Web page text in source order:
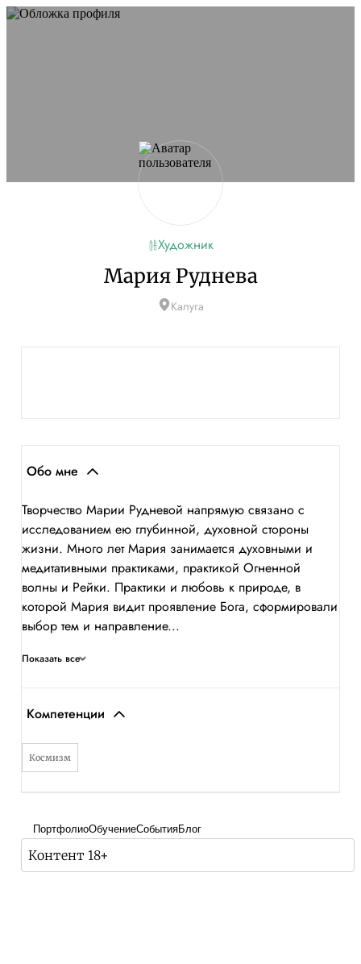
Художник
Мария Руднева
Калуга
Обо мне
Творчество Марии Рудневой напрямую связано с
исследованием ею глубинной, духовной стороны
жизни. Много лет Мария занимается духовными и
медитативными практиками, практикой Огненной
волны и Рейки. Практики и любовь к природе, в
которой Мария видит проявление Бога, сформировали
выбор тем и направление...
Показать все
Компетенции
Космизм
ПортфолиоОбучениеСобытияБлог
Контент 18+